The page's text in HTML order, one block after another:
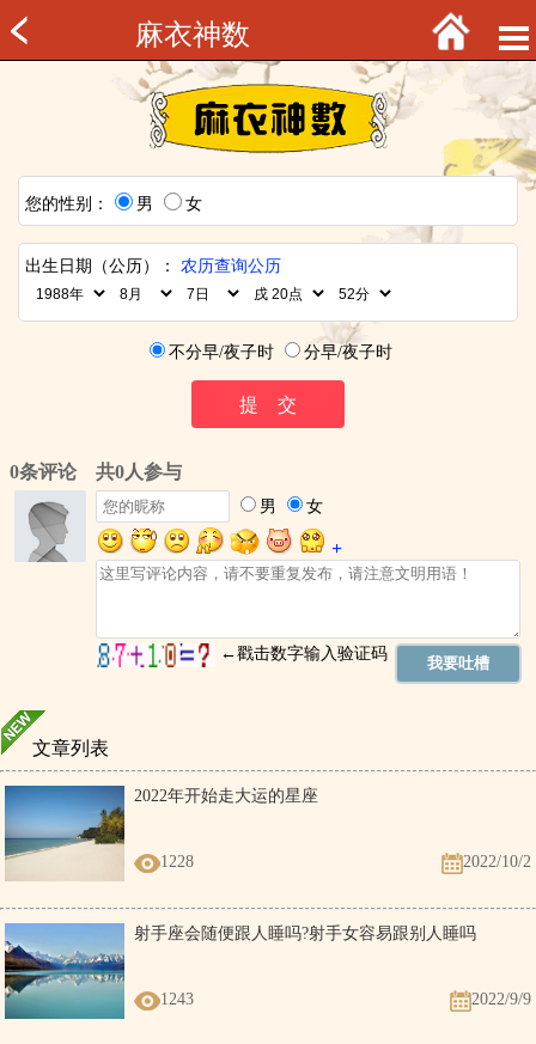
麻衣神数
您的性别： 男 女
出生日期（公历）： 农历查询公历
不分早/夜子时 分早/夜子时
文章列表
2022年开始走大运的星座
1228 2022/10/2
射手座会随便跟人睡吗?射手女容易跟别人睡吗
1243 2022/9/9